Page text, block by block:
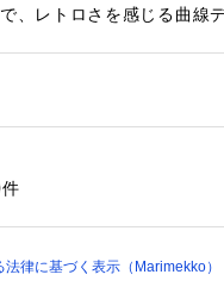
、レトロさを感じる曲線
律に基づく表示（Marimekko）